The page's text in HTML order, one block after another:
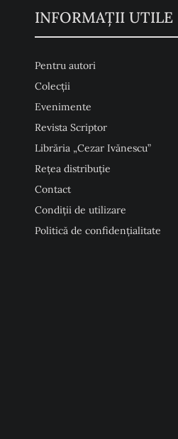
INFORMAŢII UTILE
Pentru autori
Colecţii
Evenimente
Revista Scriptor
Librăria „Cezar Ivănescu”
Rețea distribuție
Contact
Condiţii de utilizare
Politică de confidențialitate